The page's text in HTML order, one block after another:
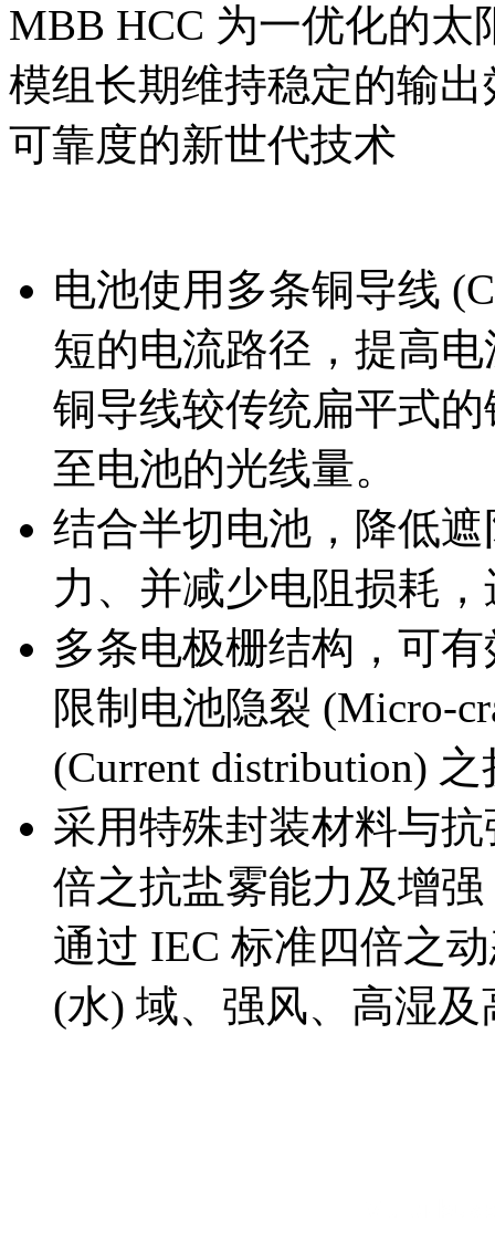
MBB HCC 为一优化的
模组长期维持稳定的输
可靠度的新世代技术
电池使用多条铜导线
短的电流路径，提高
铜导线较传统扁平式
至电池的光线量。
结合半切电池，降低
力、并减少电阻损耗
多条电极栅结构，可
限制电池隐裂 (Micro-
(Current distribution)
采用特殊封装材料与
倍之抗盐雾能力及增
通过 IEC 标准四倍之
(水) 域、强风、高湿